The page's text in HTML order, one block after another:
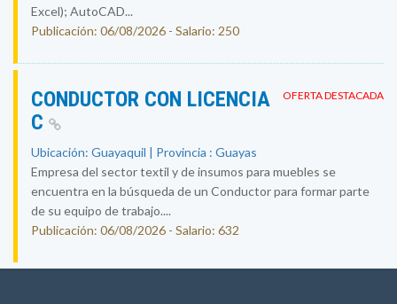
Excel); AutoCAD...
Publicación: 06/08/2026 - Salario: 250
OFERTA DESTACADA
CONDUCTOR CON LICENCIA
C
Ubicación: Guayaquil | Provincia : Guayas
Empresa del sector textil y de insumos para muebles se
encuentra en la búsqueda de un Conductor para formar parte
de su equipo de trabajo....
Publicación: 06/08/2026 - Salario: 632